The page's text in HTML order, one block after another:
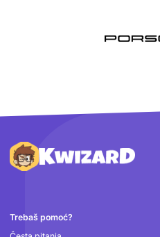
Podnožje
Trebaš pomoć?